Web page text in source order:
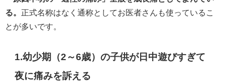
る。 正式名称はなく通称としてお医者さんも使っているこ
とが多いです。
1.幼少期（2～6歳）の子供が日中遊びすぎて
夜に痛みを訴える